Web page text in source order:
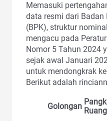
Memasuki
data resmi dari Badan
(BPK), struktur
mengacu pada
Nomor 5 Tahun 2024
sejak awal Januari
untuk mendongkrak
Berikut adalah
Golongan Ruang